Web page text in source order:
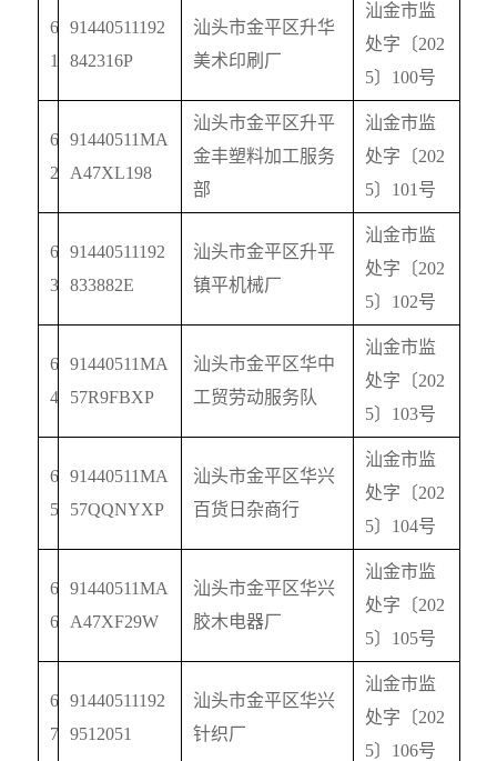
6
1
91440511192
842316P
汕头市金平区升华
美术印刷厂
汕金市监
处字〔202
5〕 100号
6
2
91440511MA
A47XL198
汕头市金平区升平
金丰塑料加工服务
部
汕金市监
处字〔202
5〕 101 号
6
3
91440511192
833882E
汕头市金平区升平
镇平机械厂
汕金市监
处字〔202
5〕 102号
6
4
91440511MA
57R9FBXP
汕头市金平区华中
工贸劳动服务队
汕金市监
处字〔202
5〕 103号
6
5
91440511MA
57QQNYXP
汕头市金平区华兴
百货日杂商行
汕金市监
处字〔202
5〕 104号
6
6
91440511MA
A47XF29W
汕头市金平区华兴
胶木电器厂
汕金市监
处字〔202
5〕 105号
6
7
91440511192
9512051
汕头市金平区华兴
针织厂
汕金市监
处字〔202
5〕 106号